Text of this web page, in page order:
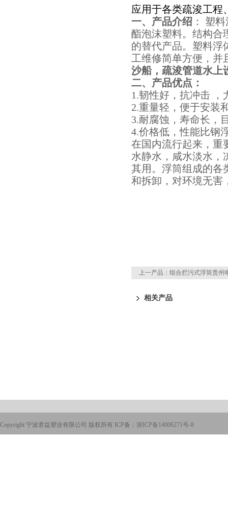
应用于各类疏浚工程
一、产品介绍 ： 塑
酯泡沫塑料。结构合
的替代产品。塑料浮
工维修简单方便，并
沙船，疏浚管道水上
二、产品优点：
1.韧性好，抗冲击 ，
2.重量轻，便于安装
3.耐腐蚀，寿命长，
4.价格低，性能比钢
在国内流行起来，重
水静水，咸水淡水，
其用。浮筒组成的各
和拆卸，对环境无害
上一产品： 组合拦污式浮筒贵州
相关产品
Copyright 宁波君益塑业有限公司 版权所有 ICP备： 浙ICP备14006271号-8